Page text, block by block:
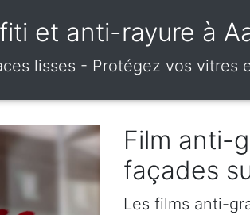
et anti-rayure à
lisses - Protégez vos vitres
Film anti-
façades
Les films anti-